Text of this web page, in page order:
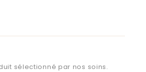
sélectionné par nos soins.